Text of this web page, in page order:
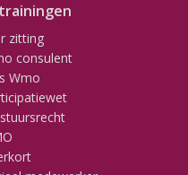
zitting
consulent
Wmo